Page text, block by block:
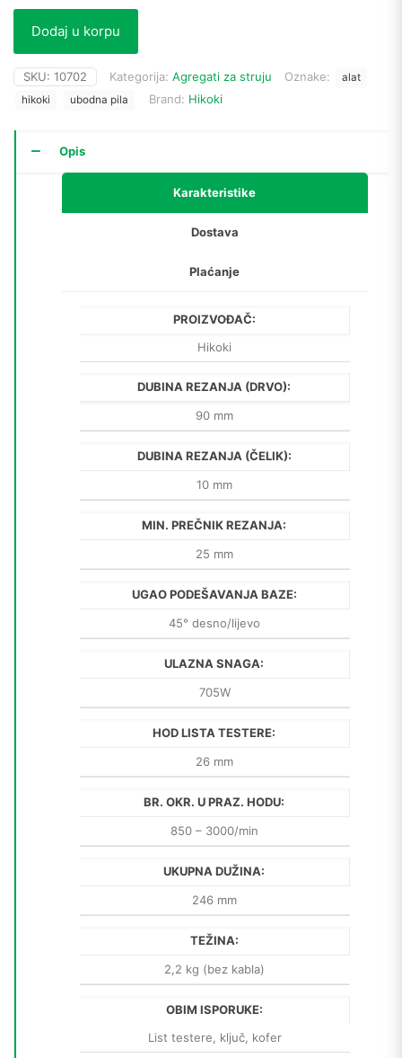
Dodaj u korpu
SKU: 10702 Kategorija: Agregati za struju Oznake:
alat
hikoki
ubodna pila Brand: Hikoki
Opis
Karakteristike
Dostava
Plaćanje
PROIZVOĐAČ:
Hikoki
DUBINA REZANJA (DRVO):
90 mm
DUBINA REZANJA (ČELIK):
10 mm
MIN. PREČNIK REZANJA:
25 mm
UGAO PODEŠAVANJA BAZE:
45° desno/lijevo
ULAZNA SNAGA:
705W
HOD LISTA TESTERE:
26 mm
BR. OKR. U PRAZ. HODU:
850 – 3000/min
UKUPNA DUŽINA:
246 mm
TEŽINA:
2,2 kg (bez kabla)
OBIM ISPORUKE:
List testere, ključ, kofer